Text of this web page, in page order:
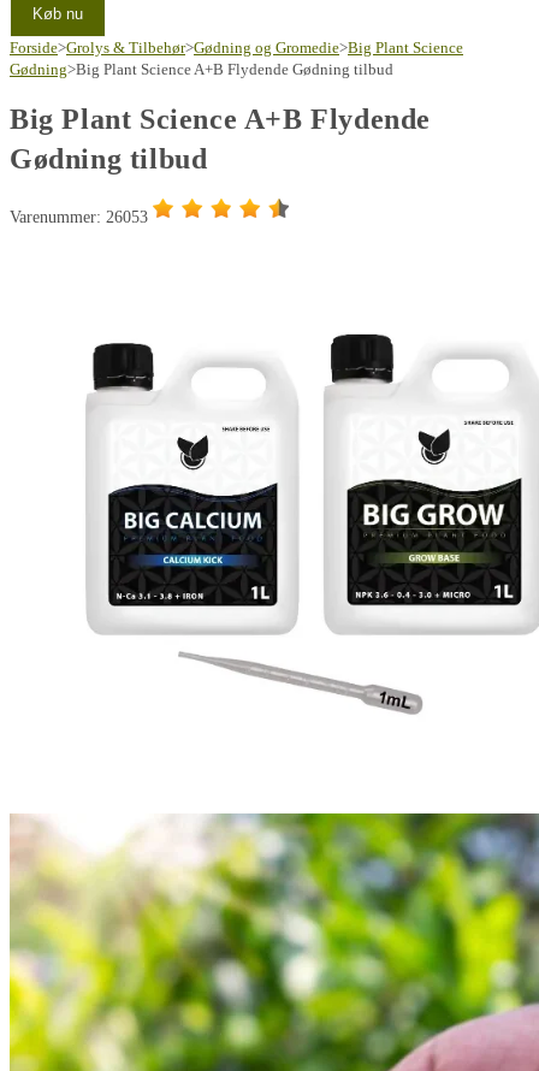
Køb nu
Forside>Grolys & Tilbehør>Gødning og Gromedie>Big Plant Science
Gødning>Big Plant Science A+B Flydende Gødning tilbud
Big Plant Science A+B Flydende
Gødning tilbud
Varenummer: 26053